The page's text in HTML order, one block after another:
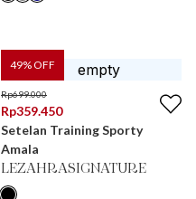
49% OFF
Rp699.000
Rp359.450
Setelan Training Sporty
Amala
LEZAHRASIGNATURE